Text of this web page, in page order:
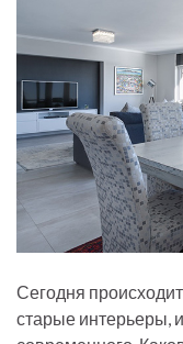
Сегодня
старые интерьеры,